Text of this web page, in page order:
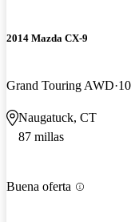
2014 Mazda CX-9
Grand Touring AWD
Naugatuck, CT
87 millas
Buena oferta